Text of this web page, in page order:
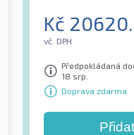
Kč
vč. DPH
Předpokládaná
18 srp.
Doprava zdarma